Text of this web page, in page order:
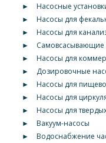
►
Насосные
►
Насосы для
►
Насосы для
►
Самовсасывающие
►
Насосы для
►
Дозировочные
►
Насосы для
►
Насосы для
►
Насосы для
►
Вакуум-насосы
►
Водоснабжение